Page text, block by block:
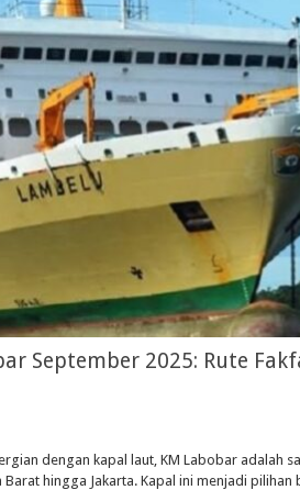
September 2025: Rute
dengan kapal laut, KM Labobar adalah
hingga Jakarta. Kapal ini menjadi pilihan